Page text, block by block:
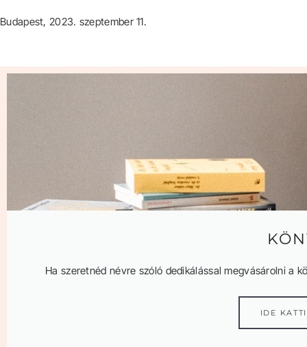
Budapest, 2023. szeptember 11.
Ha szeretnéd névre szóló dedikálással megvásárolni a
IDE